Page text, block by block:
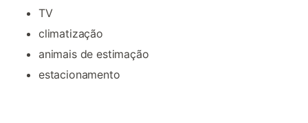
TV
climatização
animais de estimação
estacionamento